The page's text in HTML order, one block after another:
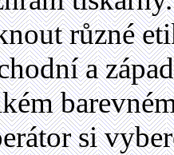
různé
a
si